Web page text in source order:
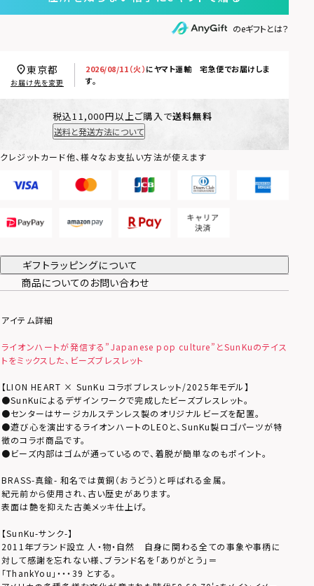
のeギフトとは？
2026/08/11（火）にヤマト運輸 宅急便でお届けしま
す。
東京都
お届け先を変更
税込11,000円以上ご購入で送料無料
送料と発送方法について
クレジットカード他、様々なお支払い方法が使えます
ギフトラッピングについて
商品についてのお問い合わせ
アイテム詳細
ライオンハートが発信する”Japanese pop culture”とSunKuのテイス
トをミックスした、ビーズブレスレット
【LION HEART × SunKu コラボブレスレット/2025年モデル】
●SunKuによるデザインワークで完成したビーズブレスレット。
●センターはサージカルステンレス製のオリジナルビーズを配置。
●遊び心を演出するライオンハートのLEOと、SunKu製ロゴパーツが特
徴のコラボ商品です。
●ビーズ内部はゴムが通っているので、着脱が簡単なのもポイント。
BRASS-真鍮- 和名では黄銅（おうどう）と呼ばれる金属。
紀元前から使用され、古い歴史があります。
表面は艶を抑えた古美メッキ仕上げ。
【SunKu-サンク-】
2011年ブランド設立 人・物・自然 自身に関わる全ての事象や事柄に
対して感謝を忘れない様、ブランド名を「ありがとう」＝
「ThankYou」・・・39 とする。